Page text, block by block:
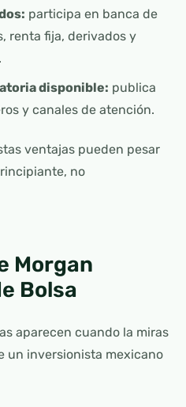
participa en banca de
renta fija, derivados y
disponible: publica
y canales de atención.
ventajas pueden pesar
no
Morgan
Bolsa
aparecen cuando la miras
un inversionista mexicano